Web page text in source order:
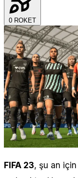
0 ROKET
FIFA 23, şu an